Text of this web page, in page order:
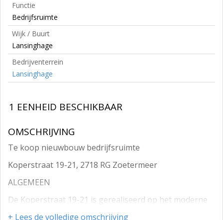
Functie
Bedrijfsruimte
Wijk / Buurt
Lansinghage
Bedrijventerrein
Lansinghage
1 EENHEID BESCHIKBAAR
OMSCHRIJVING
Te koop nieuwbouw bedrijfsruimte
Koperstraat 19-21, 2718 RG Zoetermeer
ALGEMEEN
De Koperstraat 19-21 is gerealiseerd op het moderne
en goed bereikbare bedrijventerrein Lansinghage in
+ Lees de volledige omschrijving